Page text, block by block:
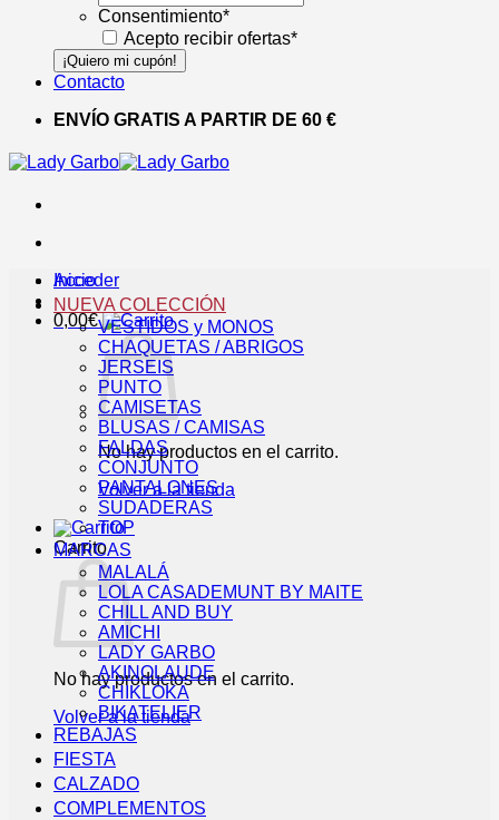
Consentimiento*
Acepto recibir ofertas*
Contacto
ENVÍO GRATIS A PARTIR DE 60 €
Acceder
0,00€
No hay productos en el carrito.
Volver a la tienda
Carrito
No hay productos en el carrito.
Volver a la tienda
Inicio
NUEVA COLECCIÓN
VESTIDOS y MONOS
CHAQUETAS / ABRIGOS
JERSEIS
PUNTO
CAMISETAS
BLUSAS / CAMISAS
FALDAS
CONJUNTO
PANTALONES
SUDADERAS
TOP
MARCAS
MALALÁ
LOLA CASADEMUNT BY MAITE
CHILL AND BUY
AMICHI
LADY GARBO
AKINOLAUDE
CHIKLOKA
BIKATELIER
REBAJAS
FIESTA
CALZADO
COMPLEMENTOS